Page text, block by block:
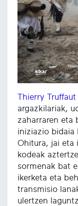
Thierry Truffaut
argazkilariak,
zaharraren eta
iniziazio bidaia
Ohitura, jai eta
kodeak
sormenak bat
ikerketa eta
transmisio
ulertzen